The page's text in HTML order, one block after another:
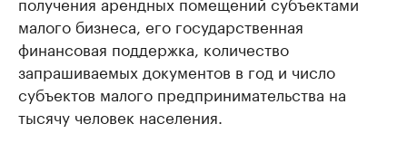
малого бизнеса, его государственная
финансовая поддержка, количество
запрашиваемых документов в год и число
субъектов малого предпринимательства на
тысячу человек населения.